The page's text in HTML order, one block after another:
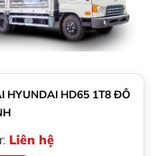
HYUNDAI HD65 1T8 ĐÔ
Liên hệ